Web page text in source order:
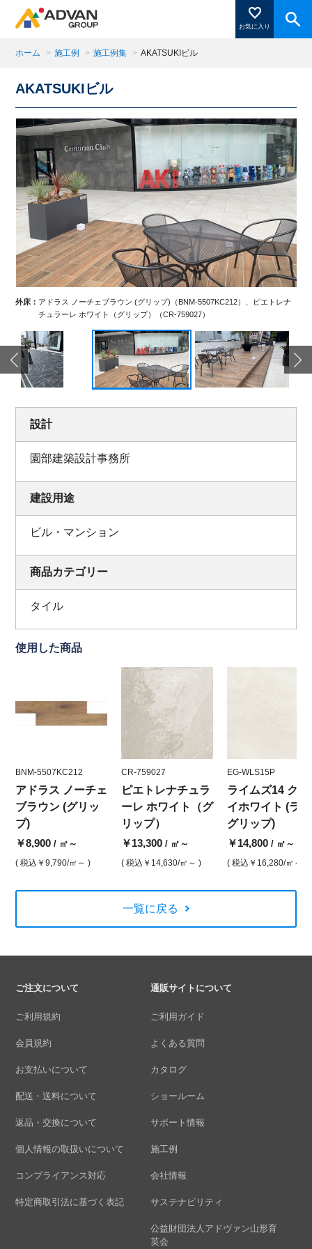
お気に入り
商品ページにある「お気に入り登録」を押すと登録した
商品がここに表示されます。
閉じる
ホーム > 施工例 > 施工例集 > AKATSUKIビル
AKATSUKIビル
外床： アドラス ノーチェブラウン (グリップ)（BNM-5507KC212）、ピエトレナ
チュラーレ ホワイト（グリップ）（CR-759027）
設計
園部建築設計事務所
建設用途
ビル・マンション
商品カテゴリー
タイル
使用した商品
BNM-5507KC212
アドラス ノーチェ
ブラウン (グリッ
プ)
￥8,900/ ㎡～
( 税込 ￥9,790/㎡～ )
CR-759027
ピエトレナチュラ
ーレ ホワイト（グ
リップ）
￥13,300/ ㎡～
( 税込 ￥14,630/㎡～ )
EG-WLS15P
ライムズ14 クレ
イホワイト (ラフ
グリップ)
￥14,800/ ㎡～
( 税込 ￥16,280/㎡～ )
一覧に戻る
ご注文について
ご利用規約
会員規約
お支払いについて
配送・送料について
返品・交換について
個人情報の取扱いについて
コンプライアンス対応
特定商取引法に基づく表記
通販サイトについて
ご利用ガイド
よくある質問
カタログ
ショールーム
サポート情報
施工例
会社情報
サステナビリティ
公益財団法人アドヴァン山形育
英会